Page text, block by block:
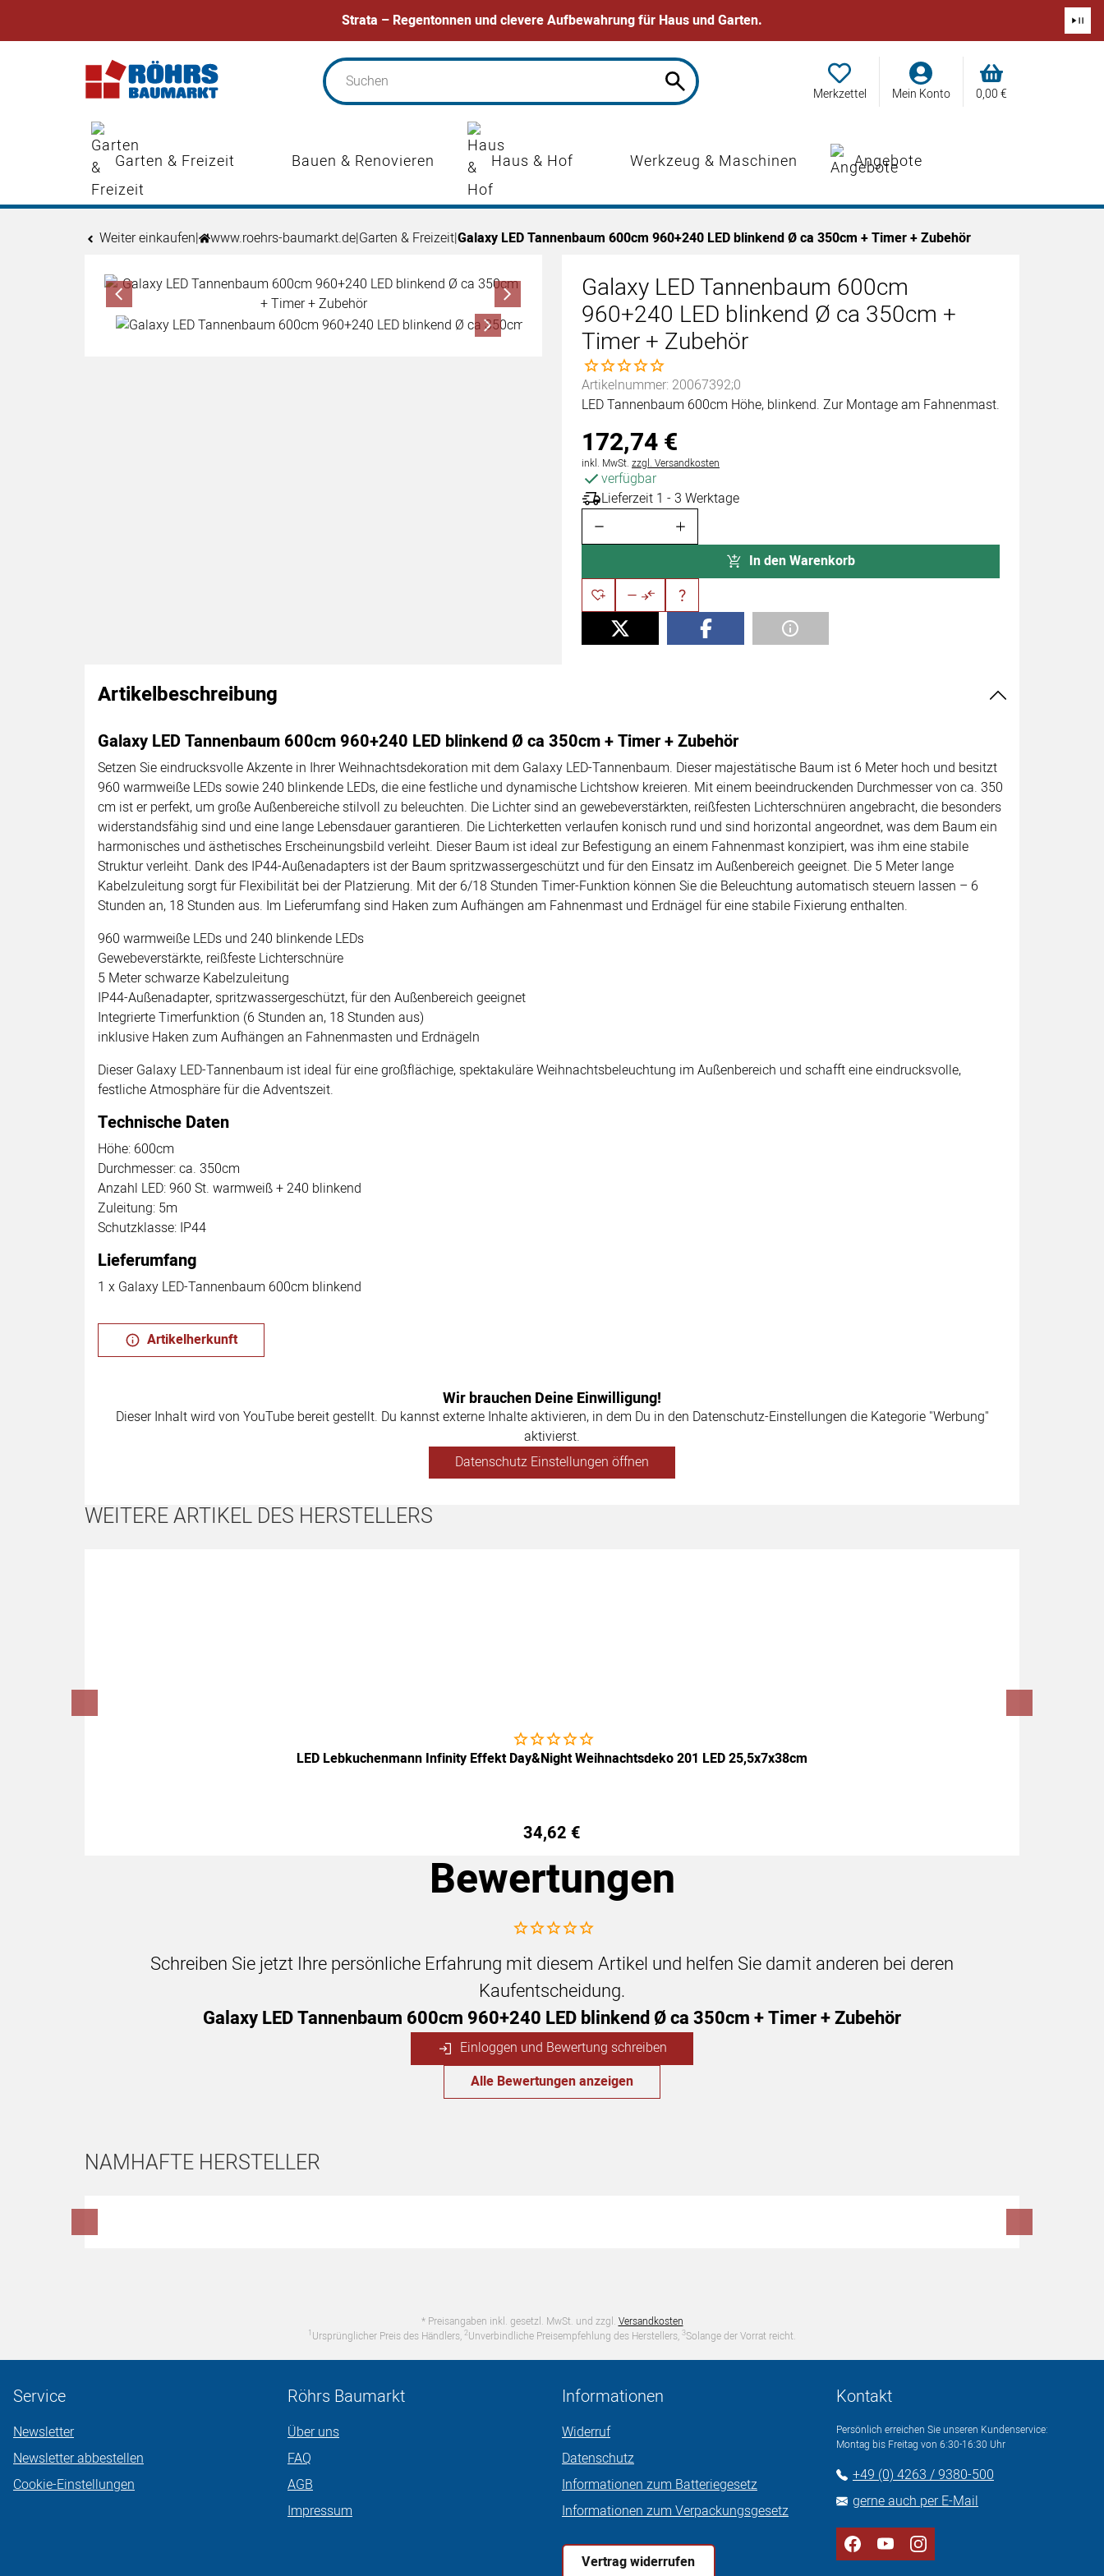
Strata – Regentonnen und clevere Aufbewahrung für Haus und Garten.
Zum Hauptinhalt springen Merkzettel Mein Konto 0,00€
Garten & Freizeit Bauen & Renovieren Haus & Hof Werkzeug & Maschinen Angebote
Weiter einkaufen| www.roehrs-baumarkt.de|Garten & Freizeit|Galaxy LED Tannenbaum 600cm 960+240 LED blinkend Ø ca 350cm + Timer + Zubehör
Produktgalerie
Zur Kaufbox springen
Galaxy LED Tannenbaum 600cm
960+240 LED blinkend Ø ca 350cm +
Timer + Zubehör
Noch keine Bewertungen abgegeben
Artikelnummer: 20067392;0
LED Tannenbaum 600cm Höhe, blinkend. Zur Montage am Fahnenmast.
172,74€
Steuerhinweis:
inkl. MwSt. zzgl. Versandkosten
verfügbar
Lieferzeit 1 - 3 Werktage
In den Warenkorb
Artikelbeschreibung
Galaxy LED Tannenbaum 600cm 960+240 LED blinkend Ø ca 350cm + Timer + Zubehör
Setzen Sie eindrucksvolle Akzente in Ihrer Weihnachtsdekoration mit dem Galaxy LED-Tannenbaum. Dieser majestätische Baum ist 6 Meter hoch und besitzt
960 warmweiße LEDs sowie 240 blinkende LEDs, die eine festliche und dynamische Lichtshow kreieren. Mit einem beeindruckenden Durchmesser von ca. 350
cm ist er perfekt, um große Außenbereiche stilvoll zu beleuchten. Die Lichter sind an gewebeverstärkten, reißfesten Lichterschnüren angebracht, die besonders
widerstandsfähig sind und eine lange Lebensdauer garantieren. Die Lichterketten verlaufen konisch rund und sind horizontal angeordnet, was dem Baum ein
harmonisches und ästhetisches Erscheinungsbild verleiht. Dieser Baum ist ideal zur Befestigung an einem Fahnenmast konzipiert, was ihm eine stabile
Struktur verleiht. Dank des IP44-Außenadapters ist der Baum spritzwassergeschützt und für den Einsatz im Außenbereich geeignet. Die 5 Meter lange
Kabelzuleitung sorgt für Flexibilität bei der Platzierung. Mit der 6/18 Stunden Timer-Funktion können Sie die Beleuchtung automatisch steuern lassen – 6
Stunden an, 18 Stunden aus. Im Lieferumfang sind Haken zum Aufhängen am Fahnenmast und Erdnägel für eine stabile Fixierung enthalten.
960 warmweiße LEDs und 240 blinkende LEDs
Gewebeverstärkte, reißfeste Lichterschnüre
5 Meter schwarze Kabelzuleitung
IP44-Außenadapter, spritzwassergeschützt, für den Außenbereich geeignet
Integrierte Timerfunktion (6 Stunden an, 18 Stunden aus)
inklusive Haken zum Aufhängen an Fahnenmasten und Erdnägeln
Dieser Galaxy LED-Tannenbaum ist ideal für eine großflächige, spektakuläre Weihnachtsbeleuchtung im Außenbereich und schafft eine eindrucksvolle,
festliche Atmosphäre für die Adventszeit.
Technische Daten
Höhe: 600cm
Durchmesser: ca. 350cm
Anzahl LED: 960 St. warmweiß + 240 blinkend
Zuleitung: 5m
Schutzklasse: IP44
Lieferumfang
1 x Galaxy LED-Tannenbaum 600cm blinkend
Artikelherkunft
Wir brauchen Deine Einwilligung!
Dieser Inhalt wird von YouTube bereit gestellt. Du kannst externe Inhalte aktivieren, in dem Du in den Datenschutz-Einstellungen die Kategorie "Werbung"
aktivierst.
Datenschutz Einstellungen öffnen
WEITERE ARTIKEL DES HERSTELLERS
Noch keine Bewertungen abgegeben
LED Lebkuchenmann Infinity Effekt Day&Night Weihnachtsdeko 201 LED 25,5x7x38cm
34,62 €
Bewertungen
Noch keine Bewertungen abgegeben
Schreiben Sie jetzt Ihre persönliche Erfahrung mit diesem Artikel und helfen Sie damit anderen bei deren
Kaufentscheidung.
Galaxy LED Tannenbaum 600cm 960+240 LED blinkend Ø ca 350cm + Timer + Zubehör
Einloggen und Bewertung schreiben
Alle Bewertungen anzeigen
NAMHAFTE HERSTELLER
* Preisangaben inkl. gesetzl. MwSt. und zzgl. Versandkosten
1 Ursprünglicher Preis des Händlers, 2Unverbindliche Preisempfehlung des Herstellers, 3Solange der Vorrat reicht.
Service
Newsletter
Newsletter abbestellen
Cookie-Einstellungen
Röhrs Baumarkt
Über uns
FAQ
AGB
Impressum
Informationen
Widerruf
Datenschutz
Informationen zum Batteriegesetz
Informationen zum Verpackungsgesetz
Vertrag widerrufen
Kontakt
Persönlich erreichen Sie unseren Kundenservice:
Montag bis Freitag von 6:30-16:30 Uhr
+49 (0) 4263 / 9380-500
gerne auch per E-Mail